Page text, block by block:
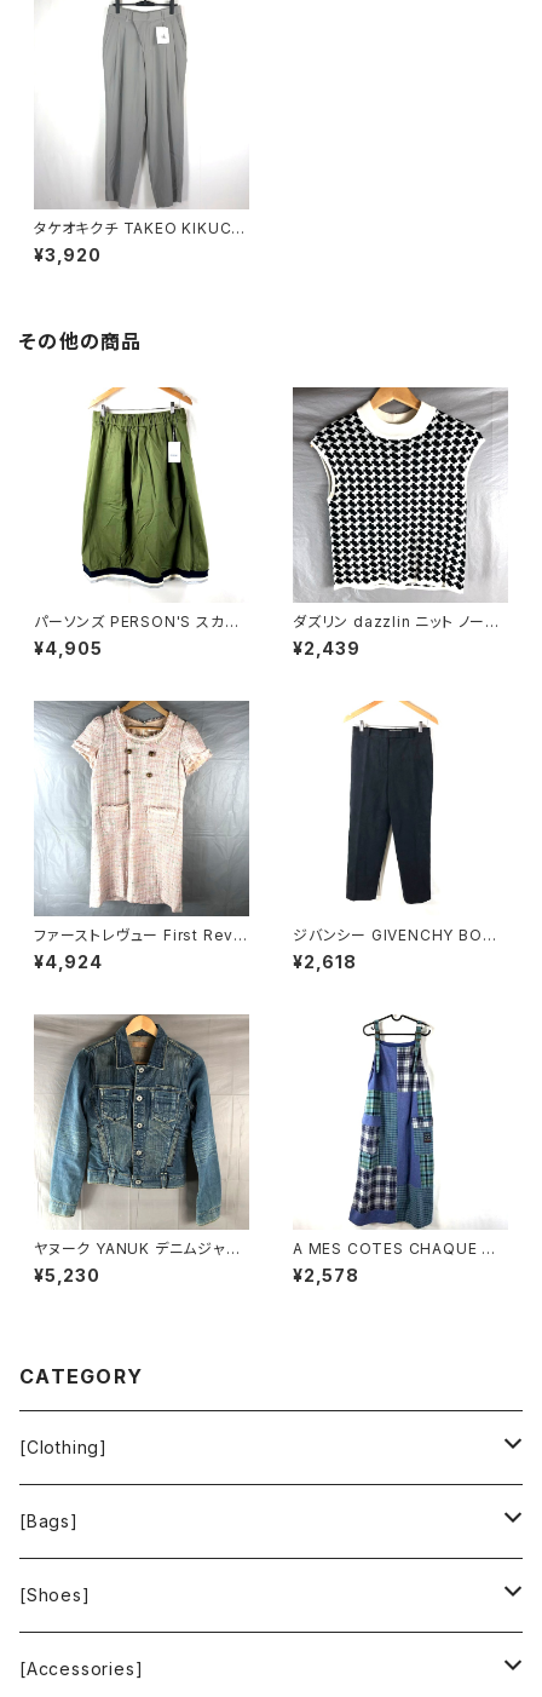
タケオキクチ TAKEO KIKUCHI
パンツ グレー 3サイズ L サンプ
ル品 861027
¥3,920
その他の商品
パーソンズ PERSON'S スカー
ト ロング タグ付き 両サイドポケ
ット ブランドロゴ入り カーキ―
¥4,905
ダズリン dazzlin ニット ノース
リーブ 千鳥柄 白 黒 Sサイズ 9
44173
¥2,439
ファーストレヴュー First Revu
e 半袖ワンピース フリンジ バッ
クファスナー ポケット ヴィンテ
¥4,924
ジバンシー GIVENCHY BOUT
IQUES パンツ エクセーヌ 裏地
サイドポケット ストレート 黒 38
¥2,618
ヤヌーク YANUK デニムジャケ
ット Gジャン ロゴボタン ヴィン
テージ加工 ダメージ加工 イン
¥5,230
A MES COTES CHAQUE ジ
ャンパースカート チェック柄 ポ
ケット ブルー系 921472
¥2,578
CATEGORY
[Clothing]
Krochet Kids International
[Bags]
BAGGU
FOOD TEXTILE
[Shoes]
TOMS
[Accessories]